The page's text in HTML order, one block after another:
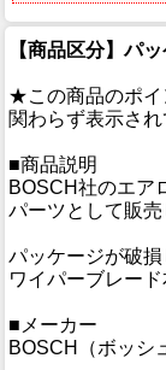
【商品区分】パ
★この商品のポイ
関わらず表示さ
■商品説明
BOSCH社のエア
パーツとして販売
パッケージが破
ワイパーブレー
■メーカー
BOSCH（ボッシ